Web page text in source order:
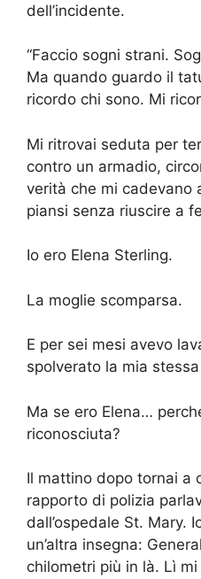
dell’incidente.
“Faccio sogni strani.
Ma quando guardo il
ricordo chi sono. Mi
Mi ritrovai seduta per
contro un armadio,
verità che mi cadevano
piansi senza riuscire a
Io ero Elena Sterling.
La moglie scomparsa.
E per sei mesi avevo
spolverato la mia
Ma se ero Elena…
riconosciuta?
Il mattino dopo tornai a
rapporto di polizia
dall’ospedale St. Mary.
un’altra insegna:
chilometri più in là. Lì